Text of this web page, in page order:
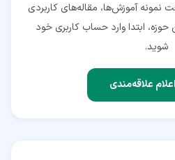
نمونه آموزش‌ها، مقاله‌های کاربردی
ابتدا وارد حساب کاربری خود
شوید.
علاقه‌مندی